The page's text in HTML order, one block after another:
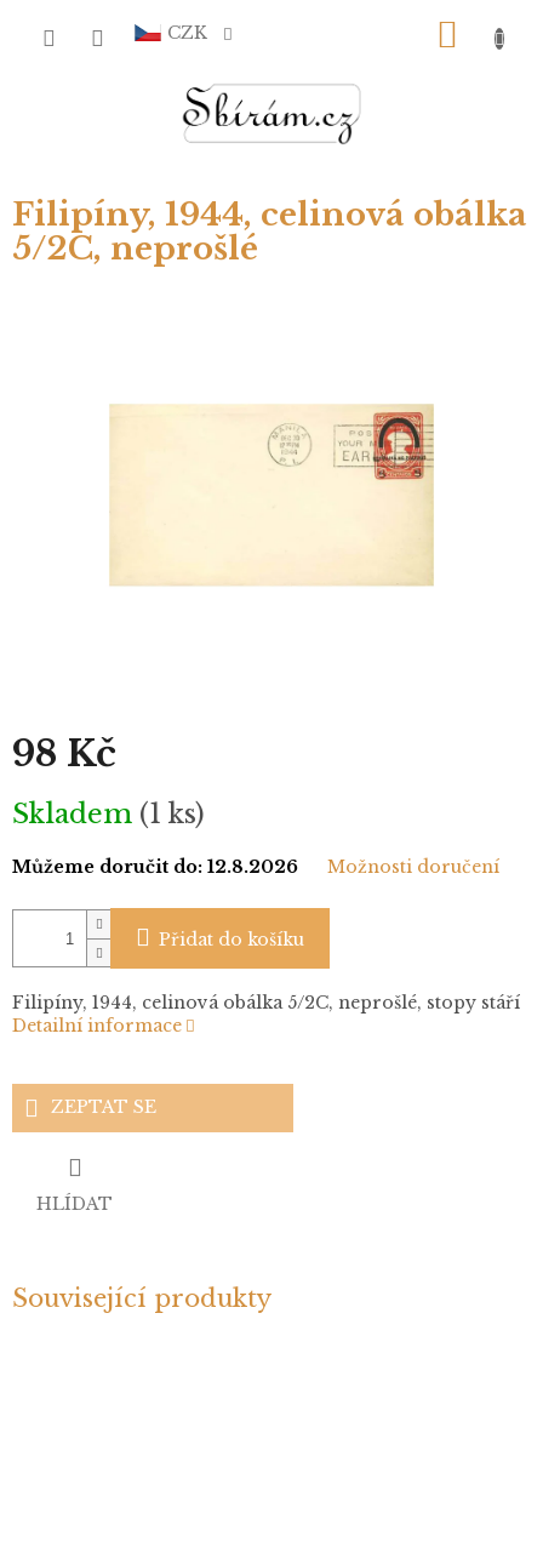
CZK
Filipíny, 1944, celinová obálka
5/2C, neprošlé
98 Kč
Měrná
cena:
Skladem (1 ks)
Můžeme doručit do: 12.8.2026 Možnosti doručení
Přidat do košíku
Filipíny, 1944, celinová obálka 5/2C, neprošlé, stopy stáří
Detailní informace
ZEPTAT SE
HLÍDAT
Související produkty